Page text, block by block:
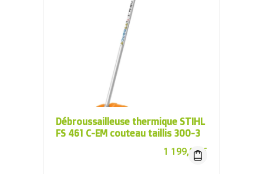
Débroussailleuse thermique STIHL
FS 461 C-EM couteau taillis 300-3
1 199,00€